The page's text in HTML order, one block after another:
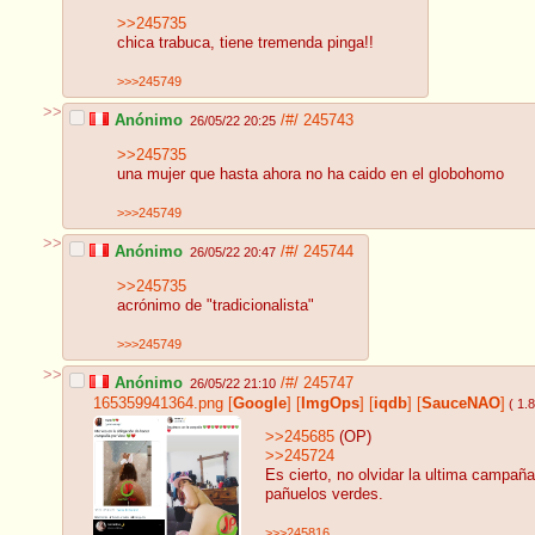
>>245735
chica trabuca, tiene tremenda pinga!!
>>>245749
>> Anónimo 26/05/22 20:25 /#/ 245743
>>245735
una mujer que hasta ahora no ha caido en el globohomo
>>>245749
>> Anónimo 26/05/22 20:47 /#/ 245744
>>245735
acrónimo de "tradicionalista"
>>>245749
>> Anónimo 26/05/22 21:10 /#/ 245747
165359941364.png [Google] [ ImgOps] [iqdb] [SauceNAO] (
>>245685 (OP)
>>245724
Es cierto, no olvidar la ultima
pañuelos verdes.